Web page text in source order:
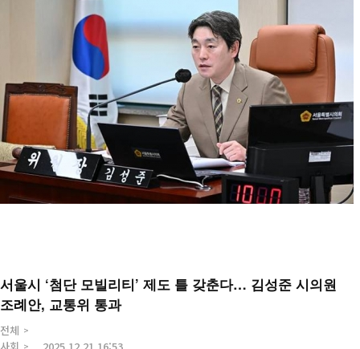
서울시 ‘첨단 모빌리티’ 제도 틀 갖춘다… 김성준 시의원
조례안, 교통위 통과
전체